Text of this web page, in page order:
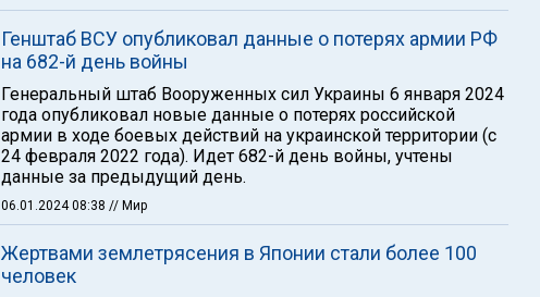
Генштаб ВСУ опубликовал данные о потерях армии РФ
на 682-й день войны
Генеральный штаб Вооруженных сил Украины 6 января 2024
года опубликовал новые данные о потерях российской
армии в ходе боевых действий на украинской территории (с
24 февраля 2022 года). Идет 682-й день войны, учтены
данные за предыдущий день.
06.01.2024 08:38 // Мир
Жертвами землетрясения в Японии стали более 100
человек